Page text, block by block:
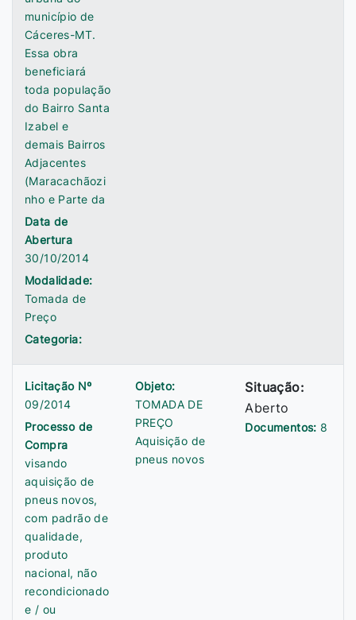
município de
Cáceres-MT.
Essa obra
beneficiará
toda população
do Bairro Santa
Izabel e
demais Bairros
Adjacentes
(Maracachãozi
nho e Parte da
Data de
Abertura
30/10/2014
Modalidade:
Tomada de
Preço
Categoria:
Licitação Nº
09/2014
Processo de
Compra
visando
aquisição de
pneus novos,
com padrão de
qualidade,
produto
nacional, não
recondicionado
e / ou
Objeto:
TOMADA DE
PREÇO
Aquisição de
pneus novos
Situação:
Aberto
Documentos:8